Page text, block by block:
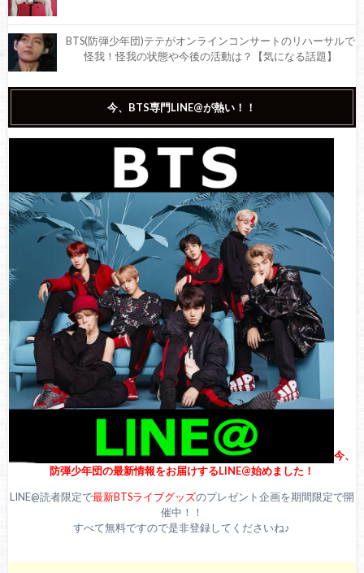
BTS(防弾少年団)テテがオンラインコンサートのリハーサルで
怪我！怪我の状態や今後の活動は？【気になる話題】
【祝】本日12月30日は、BTS(防弾少年団)テテの25歳の誕生
日！ファンから祝福の声！
BTS(防弾少年団)のテテの個人情報が流出！？一体なぜ？【徹
底調査】
BTS(防弾少年団)・テテが使用しているリップは何？購入者続
出！【徹底調査】
BTS(防弾少年団)のテテがソロ曲『Winter Bear』をサプライ
ズ発表！MVも公開！【動画あり】
今、BTS専門LINE@が熱い！！
今、
防弾少年団の最新情報をお届けするLINE@始めました！
LINE@読者限定で最新BTSライブグッズのプレゼント企画を期間限定で開
催中！！
すべて無料ですので是非登録してくださいね♪